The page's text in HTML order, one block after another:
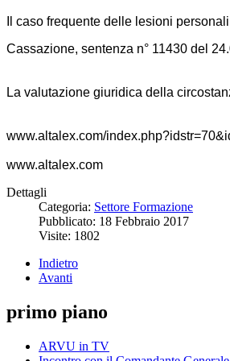
Il caso frequente delle lesioni
Cassazione, sentenza n° 11430 del
La valutazione giuridica della
www.altalex.com/
www.altalex.com
Dettagli
Categoria: Settore Formazione
Pubblicato: 18 Febbraio 2017
Visite: 1802
Indietro
Avanti
primo piano
ARVU in TV